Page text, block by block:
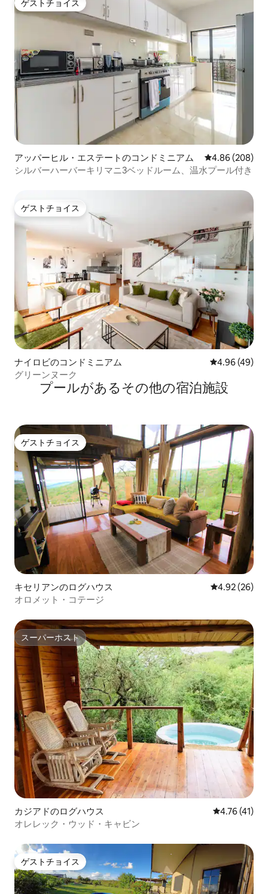
ゲストチョイス
ゲストチョイス
アッパーヒル・エステートのコンドミニアム レビュー208
4.86 (208)
シルバーハーバーキリマニ3ベッドルーム、温水プール付き
ゲストチョイス
ゲストチョイス
ナイロビのコンドミニアム レビュー49
4.96 (49)
グリーンヌーク
プールがあるその他の宿泊施設
ゲストチョイス
ゲストチョイス
キセリアンのログハウス レビュー26
4.92 (26)
オロメット・コテージ
スーパーホスト
スーパーホスト
カジアドのログハウス レビュー41
4.76 (41)
オレレック・ウッド・キャビン
ゲストチョイス
ゲストチョイス